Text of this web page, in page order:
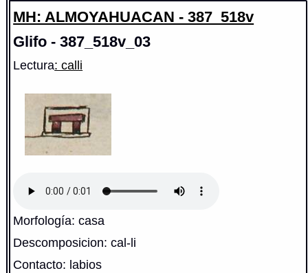
MH: ALMOYAHUACAN - 387_518v
Glifo - 387_518v_03
Lectura: calli
Morfología: casa
Descomposicion: cal-li
Contacto: labios